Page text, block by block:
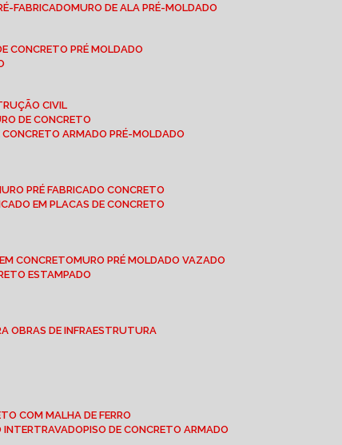
FABRICADO
MURO DE ALA PRÉ-MOLDADO
CONCRETO PRÉ MOLDADO
CIVIL
DE CONCRETO
CONCRETO ARMADO PRÉ-MOLDADO
MURO PRÉ FABRICADO CONCRETO
EM PLACAS DE CONCRETO
CONCRETO
MURO PRÉ MOLDADO VAZADO
ESTAMPADO
OBRAS DE INFRAESTRUTURA
COM MALHA DE FERRO
INTERTRAVADO PISO DE CONCRETO ARMADO